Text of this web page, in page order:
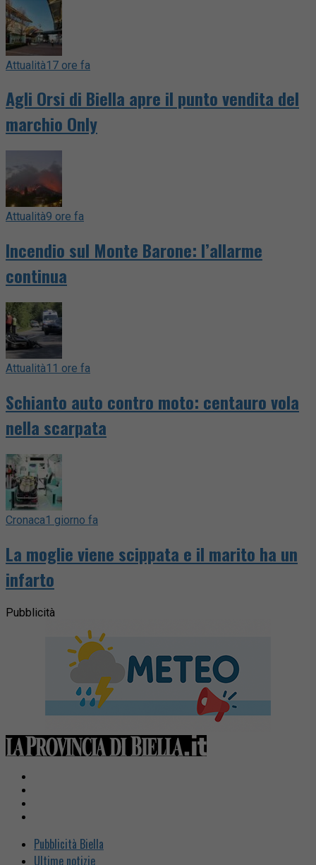
Attualità17 ore fa
Agli Orsi di Biella apre il punto vendita del
marchio Only
Attualità9 ore fa
Incendio sul Monte Barone: l’allarme
continua
Attualità11 ore fa
Schianto auto contro moto: centauro vola
nella scarpata
Cronaca1 giorno fa
La moglie viene scippata e il marito ha un
infarto
Pubblicità
Pubblicità Biella
Ultime notizie